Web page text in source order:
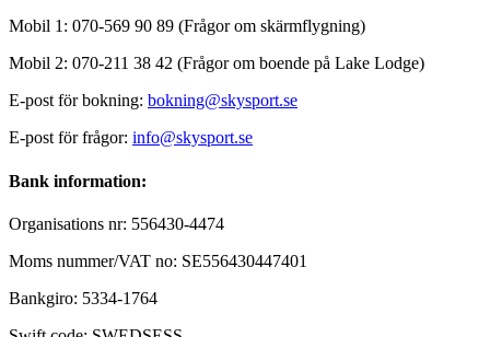
Mobil 1: 070-569 90 89 (Frågor om skärmflygning)
Mobil 2: 070-211 38 42 (Frågor om boende på Lake Lodge)
E-post för bokning: bokning@skysport.se
E-post för frågor: info@skysport.se
Bank information:
Organisations nr: 556430-4474
Moms nummer/VAT no: SE556430447401
Bankgiro: 5334-1764